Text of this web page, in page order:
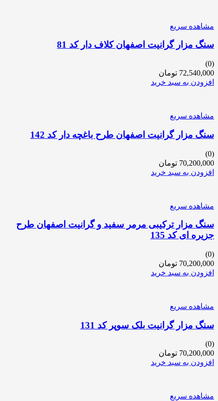
مشاهده سریع
سنگ مزار گرانیت اصفهان کلاف دار کد 81
(0)
72,540,000 تومان
افزودن به سبد خرید
مشاهده سریع
سنگ مزار گرانیت اصفهان طرح باغچه دار کد 142
(0)
70,200,000 تومان
افزودن به سبد خرید
مشاهده سریع
سنگ مزار ترکیبی مرمر سفید و گرانیت اصفهان طرح
جزیره ای کد 135
(0)
70,200,000 تومان
افزودن به سبد خرید
مشاهده سریع
سنگ مزار گرانیت بلک سوپر کد 131
(0)
70,200,000 تومان
افزودن به سبد خرید
مشاهده سریع